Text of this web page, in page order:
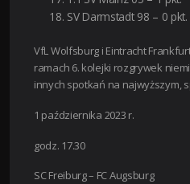
SV Darmstadt 98 – 0 pkt.
VfL Wolfsburg i Eintracht
ramach 6. kolejki rozgrywek
innych spotkań na najwyższym,
1 października 2023 r.
godz. 17.30
SC Freiburg – FC Augsburg